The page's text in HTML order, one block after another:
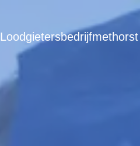
Loodgietersbedrijfmethorst